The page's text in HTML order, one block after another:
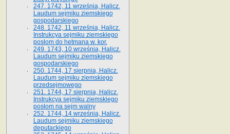
247. 1742, 11 września, Halicz.
Laudum sejmiku ziemskiego
gospodarskiego
248. 1742, 11 września, Halicz.
Instrukcya sejmiku ziemskiego
posłom do hetmana w. kor.
249. 1743, 10 września, Halicz.
Laudum sejmiku ziemskiego
gospodarskiego
250. 1744, 17 sierpnia, Halicz.
Laudum sejmiku ziemskiego
przedsejmowego
251. 1744, 17 sierpnia, Halicz.
Instrukcya sejmiku ziemskiego
posłom na sejm walny
252. 1744, 14 września, Halicz.
Laudum sejmiku ziemskiego
deputackiego